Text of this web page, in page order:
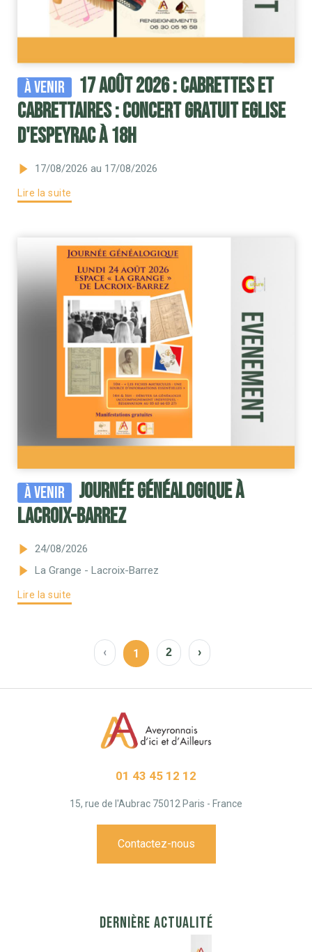
À venir
17 août 2026 : Cabrettes et
Cabrettaires : concert gratuit Eglise
d'Espeyrac à 18h
17/08/2026 au 17/08/2026
Lire la suite
À venir
Journée généalogique à
Lacroix-Barrez
24/08/2026
La Grange - Lacroix-Barrez
Lire la suite
‹ 1 2 ›
01 43 45 12 12
15, rue de l'Aubrac 75012 Paris - France
Contactez-nous
DERNIÈRE ACTUALITÉ